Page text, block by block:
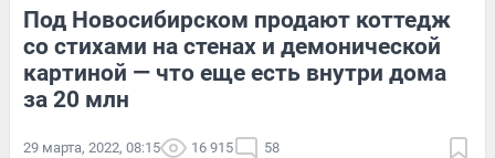
Под Новосибирском продают коттедж
со стихами на стенах и демонической
картиной — что еще есть внутри дома
за 20 млн
29 марта, 2022, 08:15 16 915 58